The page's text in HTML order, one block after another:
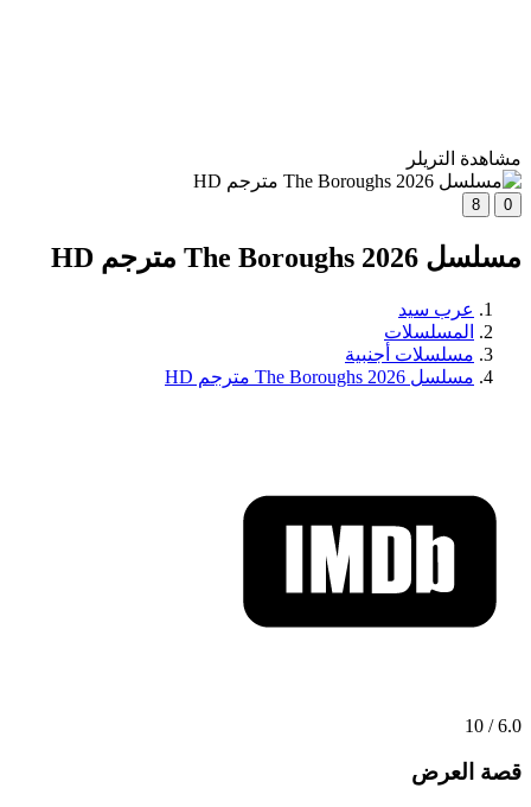
مشاهدة التريلر
0
8
مسلسل The Boroughs 2026 مترجم HD
عرب سيد
المسلسلات
مسلسلات أجنبية
مسلسل The Boroughs 2026 مترجم HD
6.0 / 10
قصة العرض